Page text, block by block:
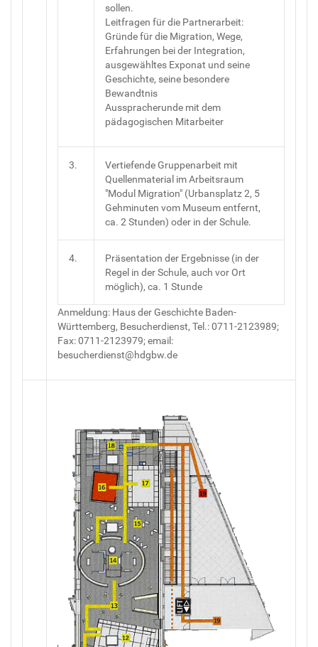
sollen.
Leitfragen für die Partnerarbeit:
Gründe für die Migration, Wege,
Erfahrungen bei der Integration,
ausgewähltes Exponat und seine
Geschichte, seine besondere
Bewandtnis
Ausspracherunde mit dem
pädagogischen Mitarbeiter
3.
Vertiefende Gruppenarbeit mit
Quellenmaterial im Arbeitsraum
"Modul Migration" (Urbansplatz 2, 5
Gehminuten vom Museum entfernt,
ca. 2 Stunden) oder in der Schule.
4.
Präsentation der Ergebnisse (in der
Regel in der Schule, auch vor Ort
möglich), ca. 1 Stunde
Anmeldung: Haus der Geschichte Baden-
Württemberg, Besucherdienst, Tel.: 0711-2123989;
Fax: 0711-2123979; email:
besucherdienst@hdgbw.de